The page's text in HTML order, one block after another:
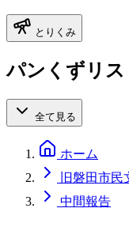
とりくみ
パンくずリス
全て見る
ホーム
旧磐田市
中間報告